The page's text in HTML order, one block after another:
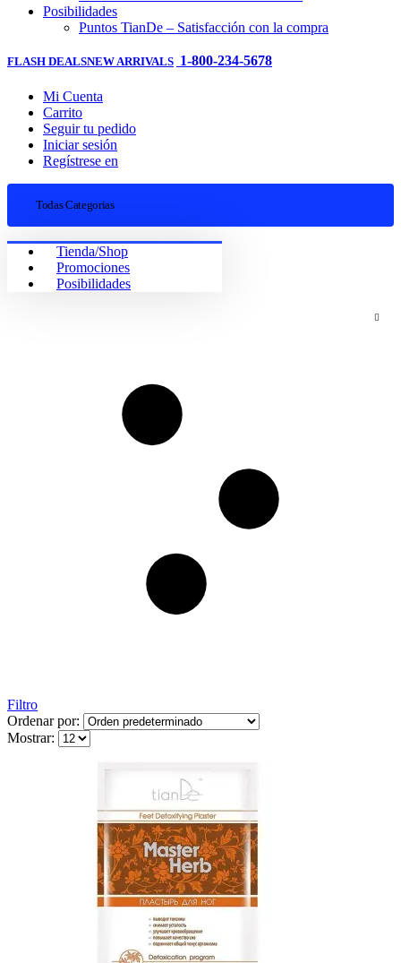
Posibilidades
Puntos TianDe – Satisfacción con la compra
FLASH DEALSNEW ARRIVALS 1-800-234-5678
Mi Cuenta
Carrito
Seguir tu pedido
Iniciar sesión
Regístrese en
Todas Categorias
Tienda/Shop
Promociones
Posibilidades
Filtro
Ordenar por:
Mostrar: